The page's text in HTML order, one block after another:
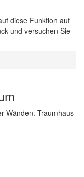
diese Funktion auf
und versuchen Sie
Wänden. Traumhaus